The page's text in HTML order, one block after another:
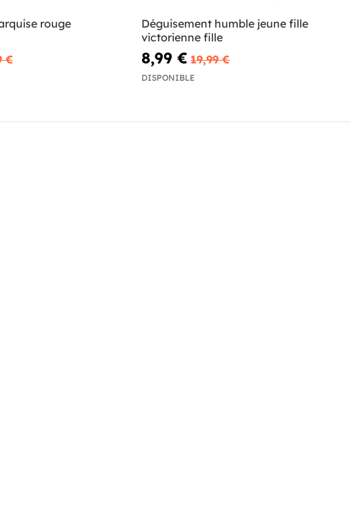
rouge
€
Déguisement humble jeune fille
victorienne fille
8,99 € 19,99 €
DISPONIBLE